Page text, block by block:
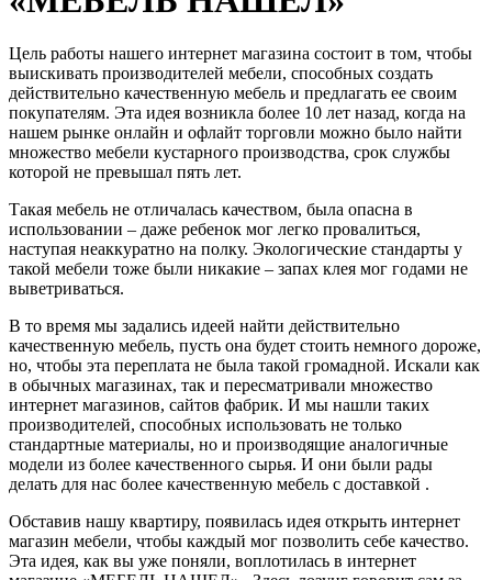
Цель работы нашего интернет магазина состоит в том, чтобы
выискивать производителей мебели, способных создать
действительно качественную мебель и предлагать ее своим
покупателям. Эта идея возникла более 10 лет назад, когда на
нашем рынке онлайн и офлайт торговли можно было найти
множество мебели кустарного производства, срок службы
которой не превышал пять лет.
Такая мебель не отличалась качеством, была опасна в
использовании – даже ребенок мог легко провалиться,
наступая неаккуратно на полку. Экологические стандарты у
такой мебели тоже были никакие – запах клея мог годами не
выветриваться.
В то время мы задались идеей найти действительно
качественную мебель, пусть она будет стоить немного дороже,
но, чтобы эта переплата не была такой громадной. Искали как
в обычных магазинах, так и пересматривали множество
интернет магазинов, сайтов фабрик. И мы нашли таких
производителей, способных использовать не только
стандартные материалы, но и производящие аналогичные
модели из более качественного сырья. И они были рады
делать для нас более качественную мебель с доставкой .
Обставив нашу квартиру, появилась идея открыть интернет
магазин мебели, чтобы каждый мог позволить себе качество.
Эта идея, как вы уже поняли, воплотилась в интернет